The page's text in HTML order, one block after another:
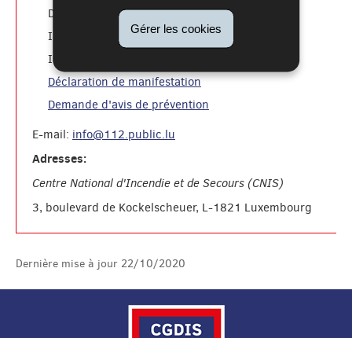
Gérer les cookies
Dép.
volontariat: 49771-2332
INFS
formation pompiers: 49771-2500
INFS
Déclaration de manifestation
Demande d'avis de prévention
E-mail: info@112.public.lu
Adresses:
Centre National d'Incendie et de Secours (CNIS)
3, boulevard de Kockelscheuer, L-1821 Luxembourg
Dernière mise à jour 22/10/2020